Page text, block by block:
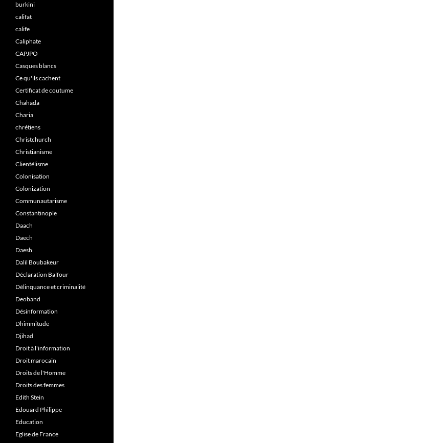
burkini
califat
calife
Caliphate
CAPJPO
Casques blancs
Ce qu'ils cachent
Certificat de coutume
Chahada
Charia
chrétiens
Christchurch
Christianisme
Clientélisme
Colonisation
Colonization
Communautarisme
Constantinople
Daach
Daech
Daesh
Dalil Boubakeur
Déclaration Balfour
Délinquance et criminalité
Deoband
Désinformation
Dhimmitude
Djihad
Droit à l'information
Droit marocain
Droits de l'Homme
Droits des femmes
Edith Stein
Edouard Philippe
Education
Eglise de France